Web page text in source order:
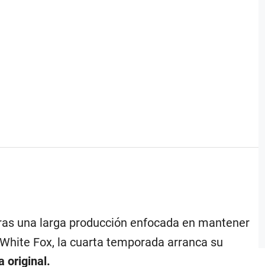
una larga producción enfocada en mantener
Fox, la cuarta temporada arranca su
original.